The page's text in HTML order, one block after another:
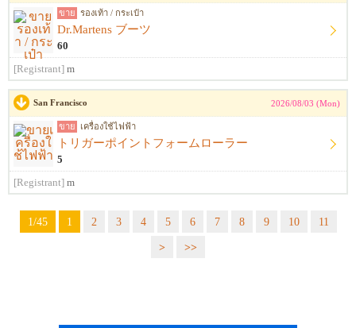
ขาย รองเท้า / กระเป๋า
Dr.Martens ブーツ
60
[Registrant] m
San Francisco 2026/08/03 (Mon)
ขาย เครื่องใช้ไฟฟ้า
トリガーポイントフォームローラー
5
[Registrant] m
1/45 1 2 3 4 5 6 7 8 9 10
11
>
>>